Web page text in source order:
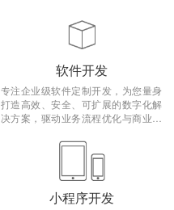
软件开发
专注企业级软件定制开发，为您量身
打造高效、安全、可扩展的数字化解
决方案，驱动业务流程优化与商业创
小程序开发